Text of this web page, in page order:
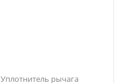
Уплотнитель рычага